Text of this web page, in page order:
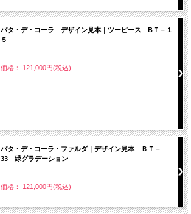
バタ・デ・コーラ デザイン見本｜ツーピース BＴ－１
５
価格： 121,000円(税込)
バタ・デ・コーラ・ファルダ｜デザイン見本 ＢＴ－
33 緑グラデーション
価格： 121,000円(税込)